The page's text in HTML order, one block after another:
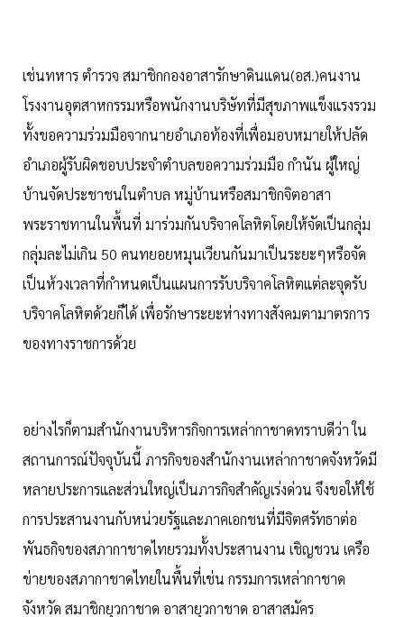
เช่นทหาร ตำรวจ สมาชิกกองอาสารักษาดินแดน(อส.)คนงาน
โรงงานอุตสาหกรรมหรือพนักงานบริษัทที่มีสุขภาพแข็งแรงรวม
ทั้งขอความร่วมมือจากนายอำเภอท้องที่เพื่อมอบหมายให้ปลัด
อำเภอผู้รับผิดชอบประจำตำบลขอความร่วมมือ กำนัน ผู้ใหญ่
บ้านจัดประชาชนในตำบล หมู่บ้านหรือสมาชิกจิตอาสา
พระราชทานในพื้นที่ มาร่วมกันบริจาคโลหิตโดยให้จัดเป็นกลุ่ม
กลุ่มละไม่เกิน 50 คนทยอยหมุนเวียนกันมาเป็นระยะๆหรือจัด
เป็นห้วงเวลาที่กำหนดเป็นแผนการรับบริจาคโลหิตแต่ละจุดรับ
บริจาคโลหิตด้วยก็ได้ เพื่อรักษาระยะห่างทางสังคมตามาตรการ
ของทางราชการด้วย
อย่างไรก็ตามสำนักงานบริหารกิจการเหล่ากาชาดทราบดีว่า ใน
สถานการณ์ปัจจุบันนี้ ภารกิจของสำนักงานเหล่ากาชาดจังหวัดมี
หลายประการและส่วนใหญ่เป็นภารกิจสำคัญเร่งด่วน จึงขอให้ใช้
การประสานงานกับหน่วยรัฐและภาคเอกชนที่มีจิตศรัทธาต่อ
พันธกิจของสภากาชาดไทยรวมทั้งประสานงาน เชิญชวน เครือ
ข่ายของสภากาชาดไทยในพื้นที่เช่น กรรมการเหล่ากาชาด
จังหวัด สมาชิกยุวกาชาด อาสายุวกาชาด อาสาสมัคร